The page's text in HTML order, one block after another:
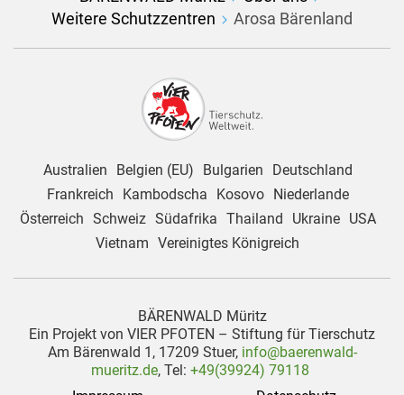
Weitere Schutzzentren
Arosa Bärenland
Australien Belgien (EU) Bulgarien
Deutschland
Frankreich
Kambodscha Kosovo
Niederlande
Österreich Schweiz Südafrika Thailand Ukraine
USA
Vietnam Vereinigtes Königreich
BÄRENWALD Müritz
Ein Projekt von VIER PFOTEN – Stiftung für Tierschutz
Am Bärenwald 1, 17209 Stuer, info@baerenwald-
mueritz.de, Tel: +49(39924) 79118